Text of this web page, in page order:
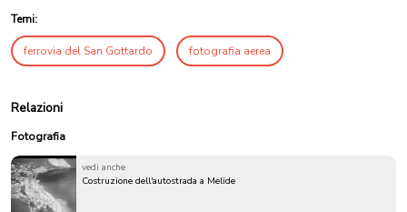
Temi:
ferrovia del San Gottardo fotografia aerea
Relazioni
Fotografia
vedi anche
Costruzione dell'autostrada a Melide